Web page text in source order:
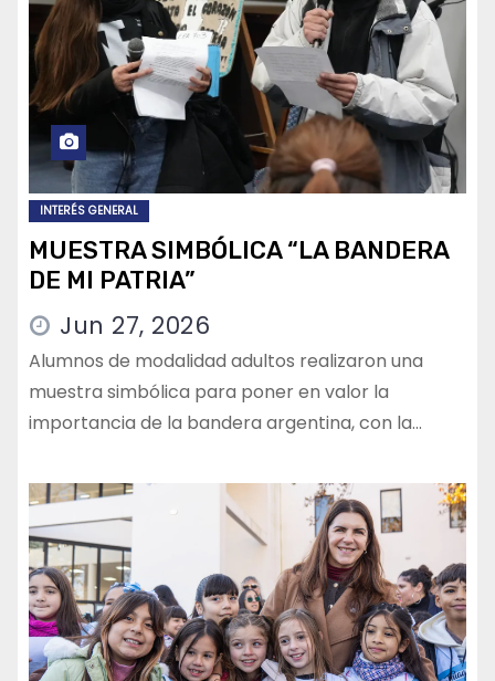
INTERÉS GENERAL
MUESTRA SIMBÓLICA “LA BANDERA
DE MI PATRIA”
Jun 27, 2026
Alumnos de modalidad adultos realizaron una
muestra simbólica para poner en valor la
importancia de la bandera argentina, con la…